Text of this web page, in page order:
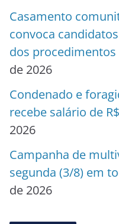
Casamento
convoca
dos
de 2026
Condenado e
recebe salário de
2026
Campanha de
segunda (3/8) em
de 2026